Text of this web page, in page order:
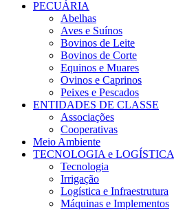
PECUÁRIA
Abelhas
Aves e Suínos
Bovinos de Leite
Bovinos de Corte
Equinos e Muares
Ovinos e Caprinos
Peixes e Pescados
ENTIDADES DE CLASSE
Associações
Cooperativas
Meio Ambiente
TECNOLOGIA e LOGÍSTICA
Tecnologia
Irrigação
Logística e Infraestrutura
Máquinas e Implementos